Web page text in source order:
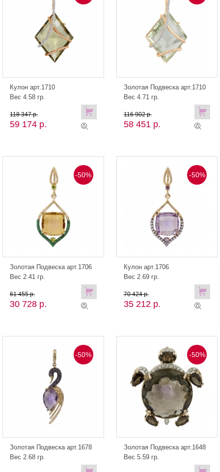
Кулон арт.1710
Вес 4.58 гр.
59 174 р.
118 347 р.
Золотая Подвеска арт.1710
Вес 4.71 гр.
58 451 р.
116 902 р.
-50%
Золотая Подвеска арт.1706
Вес 2.41 гр.
30 728 р.
61 455 р.
-50%
Кулон арт.1706
Вес 2.69 гр.
35 212 р.
70 424 р.
-50%
Золотая Подвеска арт.1678
Вес 2.68 гр.
-50%
Золотая Подвеска арт.1648
Вес 5.59 гр.